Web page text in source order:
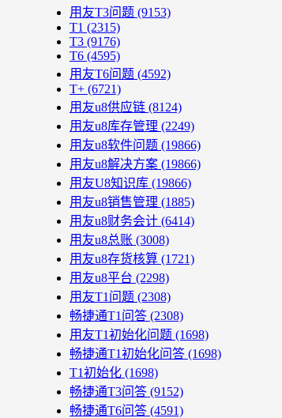
用友T3问题 (9153)
T1 (2315)
T3 (9176)
T6 (4595)
用友T6问题 (4592)
T+ (6721)
用友u8供应链 (8124)
用友u8库存管理 (2249)
用友u8软件问题 (19866)
用友u8解决方案 (19866)
用友U8知识库 (19866)
用友u8销售管理 (1885)
用友u8财务会计 (6414)
用友u8总账 (3008)
用友u8存货核算 (1721)
用友u8平台 (2298)
用友T1问题 (2308)
畅捷通T1问答 (2308)
用友T1初始化问题 (1698)
畅捷通T1初始化问答 (1698)
T1初始化 (1698)
畅捷通T3问答 (9152)
畅捷通T6问答 (4591)